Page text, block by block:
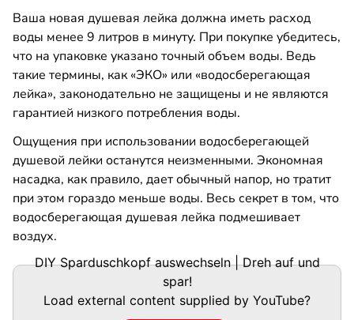
Ваша новая душевая лейка должна иметь расход
воды менее 9 литров в минуту. При покупке убедитесь,
что на упаковке указано точный объем воды. Ведь
такие термины, как «ЭКО» или «водосберегающая
лейка», законодательно не защищены и не являются
гарантией низкого потребления воды.
Ощущения при использовании водосберегающей
душевой лейки останутся неизменными. Экономная
насадка, как правило, дает обычный напор, но тратит
при этом гораздо меньше воды. Весь секрет в том, что
водосберегающая душевая лейка подмешивает
воздух.
DIY Sparduschkopf auswechseln | Dreh auf und
spar!
Load external content supplied by YouTube?